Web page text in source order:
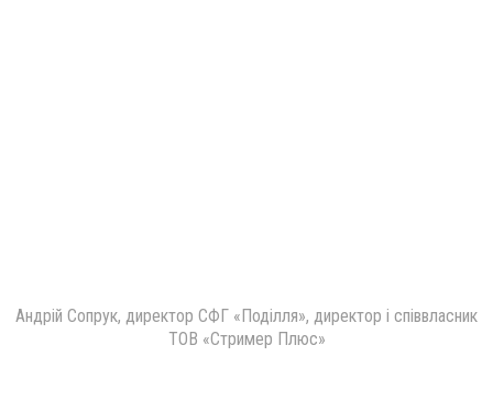
Андрій Сопрук, директор СФГ «Поділля», директор і співвласник
ТОВ «Стример Плюс»